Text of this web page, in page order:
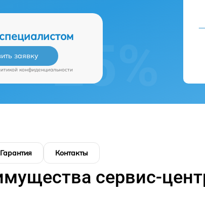
заявку
конфиденциальности
Гарантия Контакты
сервис-